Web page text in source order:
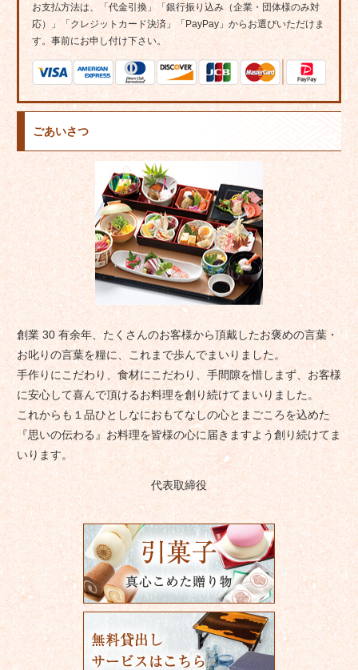
お支払方法は、「代金引換」「銀行振り込み（企業・団体様のみ対
応）」「クレジットカード決済」「PayPay」からお選びいただけま
す。事前にお申し付け下さい。
ごあいさつ
創業 30 有余年、たくさんのお客様から頂戴したお褒めの言葉・
お叱りの言葉を糧に、これまで歩んでまいりました。
手作りにこだわり、食材にこだわり、手間隙を惜しまず、お客様
に安心して喜んで頂けるお料理を創り続けてまいりました。
これからも１品ひとしなにおもてなしの心とまごころを込めた
『思いの伝わる』お料理を皆様の心に届きますよう創り続けてま
いります。
代表取締役